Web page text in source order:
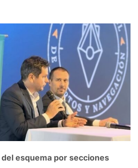
esquema por secciones